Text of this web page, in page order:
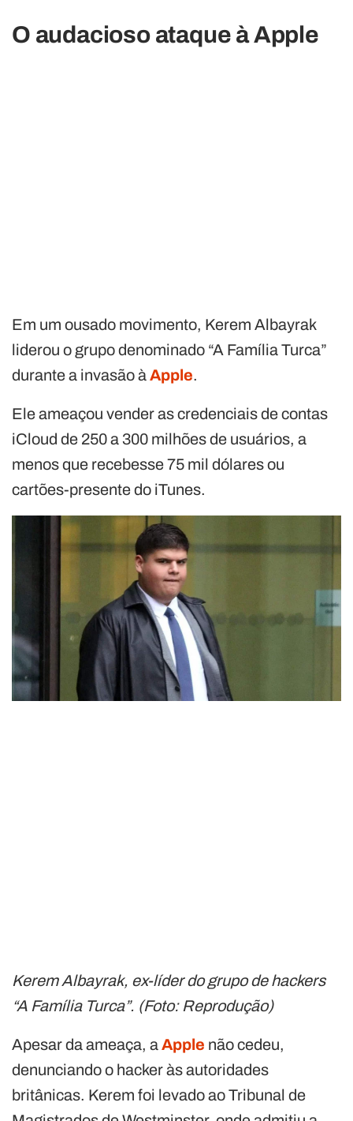
O audacioso ataque à Apple
Em um ousado movimento, Kerem Albayrak
liderou o grupo denominado “A Família Turca”
durante a invasão àApple.
Ele ameaçou vender as credenciais de contas
iCloud de 250 a 300 milhões de usuários, a
menos que recebesse 75 mil dólares ou
cartões-presente do iTunes.
Kerem Albayrak, ex-líder do grupo de hackers
“A Família Turca”. (Foto: Reprodução)
Apesar da ameaça, aApple não cedeu,
denunciando o hacker às autoridades
britânicas. Kerem foi levado ao Tribunal de